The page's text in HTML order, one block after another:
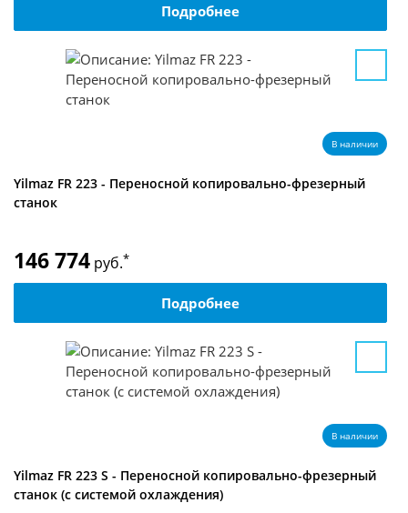
Подробнее
В наличии
Yilmaz FR 223 - Переносной копировально-фрезерный
станок
146 774 руб.*
Подробнее
В наличии
Yilmaz FR 223 S - Переносной копировально-фрезерный
станок (с системой охлаждения)